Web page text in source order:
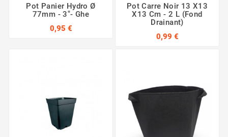
Pot Panier Hydro Ø
77mm - 3"- Ghe
0,95 €
Pot Carre Noir 13 X13
X13 Cm - 2 L (fond
Drainant)
0,99 €